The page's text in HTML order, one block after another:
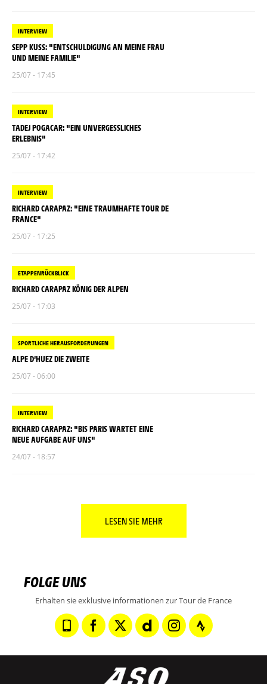
INTERVIEW
SEPP KUSS: "ENTSCHULDIGUNG AN MEINE FRAU
UND MEINE FAMILIE"
25/07 - 17:45
INTERVIEW
TADEJ POGACAR: "EIN UNVERGESSLICHES
ERLEBNIS"
25/07 - 17:42
INTERVIEW
RICHARD CARAPAZ: "EINE TRAUMHAFTE TOUR DE
FRANCE"
25/07 - 17:25
ETAPPENRÜCKBLICK
RICHARD CARAPAZ KÖNIG DER ALPEN
25/07 - 17:03
SPORTLICHE HERAUSFORDERUNGEN
ALPE D’HUEZ DIE ZWEITE
25/07 - 06:00
INTERVIEW
RICHARD CARAPAZ: "BIS PARIS WARTET EINE
NEUE AUFGABE AUF UNS"
24/07 - 18:57
LESEN SIE MEHR
FOLGE UNS
Erhalten sie exklusive informationen zur Tour de France